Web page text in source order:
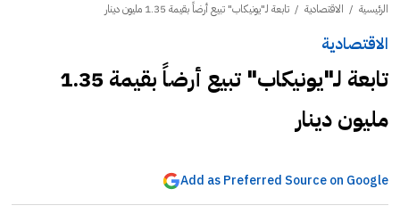
الرئيسية / الاقتصادية / تابعة لـ"يونيكاب" تبيع أرضاً بقيمة 1.35 مليون دينار
الاقتصادية
تابعة لـ"يونيكاب" تبيع أرضاً بقيمة 1.35
مليون دينار
Add as Preferred Source on Google